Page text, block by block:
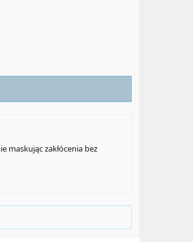
maskując zakłócenia bez